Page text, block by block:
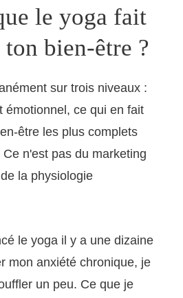
le yoga fait
bien-être ?
sur trois niveaux :
émotionnel, ce qui en fait
être les plus complets
n'est pas du marketing
la physiologie
le yoga il y a une dizaine
mon anxiété chronique, je
un peu. Ce que je